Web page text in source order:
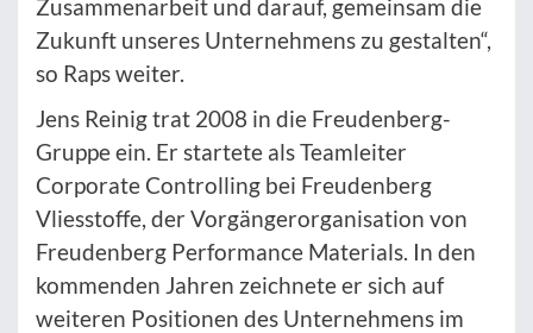
Zusammenarbeit und darauf, gemeinsam die
Zukunft unseres Unternehmens zu gestalten“,
so Raps weiter.
Jens Reinig trat 2008 in die Freudenberg-
Gruppe ein. Er startete als Teamleiter
Corporate Controlling bei Freudenberg
Vliesstoffe, der Vorgängerorganisation von
Freudenberg Performance Materials. In den
kommenden Jahren zeichnete er sich auf
weiteren Positionen des Unternehmens im